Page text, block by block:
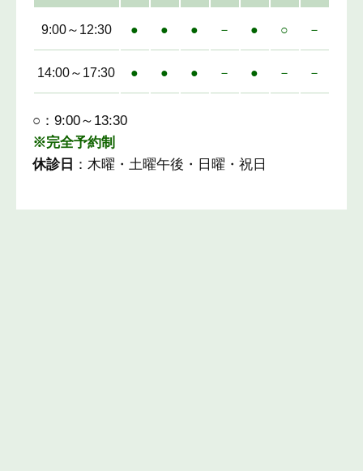
9:00～12:30 ● ● ● － ● ○ －
14:00～17:30 ● ● ● － ● － －
○：9:00～13:30
※完全予約制
休診日 ：木曜・土曜午後・日曜・祝日